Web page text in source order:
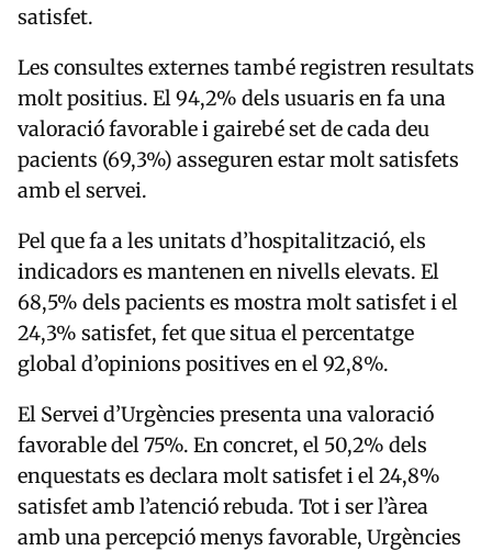
satisfet.
Les consultes externes també registren resultats
molt positius. El 94,2% dels usuaris en fa una
valoració favorable i gairebé set de cada deu
pacients (69,3%) asseguren estar molt satisfets
amb el servei.
Pel que fa a les unitats d’hospitalització, els
indicadors es mantenen en nivells elevats. El
68,5% dels pacients es mostra molt satisfet i el
24,3% satisfet, fet que situa el percentatge
global d’opinions positives en el 92,8%.
El Servei d’Urgències presenta una valoració
favorable del 75%. En concret, el 50,2% dels
enquestats es declara molt satisfet i el 24,8%
satisfet amb l’atenció rebuda. Tot i ser l’àrea
amb una percepció menys favorable, Urgències